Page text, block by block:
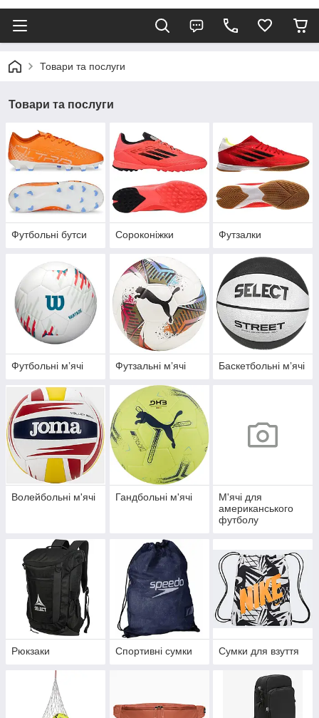
Товари та послуги
Товари та послуги
Футбольні бутси Сороконіжки Футзалки
Футбольні мʼячі Футзальні мʼячі Баскетбольні мʼячі
Волейбольні м'ячі Гандбольні м'ячі
М'ячі для
американського
футболу
Рюкзаки Спортивні сумки Сумки для взуття